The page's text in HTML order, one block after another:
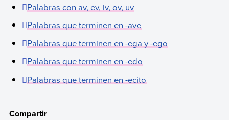
Palabras con av, ev, iv, ov, uv
Palabras que terminen en -ave
Palabras que terminen en -ega y -ego
Palabras que terminen en -edo
Palabras que terminen en -ecito
Compartir